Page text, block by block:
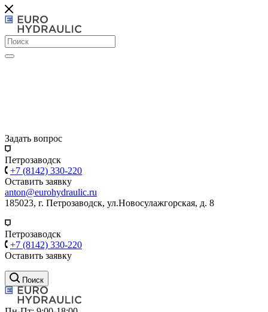
Задать вопрос
Петрозаводск
+7 (8142) 330-220
Оставить заявку
anton@eurohydraulic.ru
185023, г. Петрозаводск, ул.Новосулажгорская, д. 8
Петрозаводск
+7 (8142) 330-220
Оставить заявку
Поиск